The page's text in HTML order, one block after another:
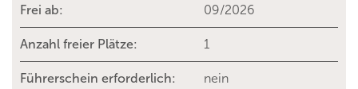
Frei ab: 09/2026
Anzahl freier Plätze: 1
Führerschein erforderlich: nein